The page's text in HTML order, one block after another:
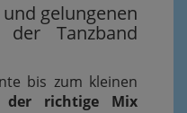
gelungenen
Tanzband
bis zum kleinen
der richtige Mix